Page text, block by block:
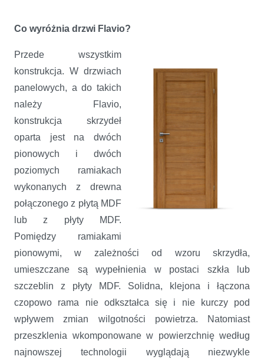
Co wyróżnia drzwi Flavio?
Przede wszystkim
konstrukcja. W drzwiach
panelowych, a do takich
należy Flavio,
konstrukcja skrzydeł
oparta jest na dwóch
pionowych i dwóch
poziomych ramiakach
wykonanych z drewna
połączonego z płytą MDF
lub z płyty MDF.
Pomiędzy ramiakami
pionowymi, w zależności od wzoru skrzydła,
umieszczane są wypełnienia w postaci szkła lub
szczeblin z płyty MDF. Solidna, klejona i łączona
czopowo rama nie odkształca się i nie kurczy pod
wpływem zmian wilgotności powietrza. Natomiast
przeszklenia wkomponowane w powierzchnię według
najnowszej technologii wyglądają niezwykle